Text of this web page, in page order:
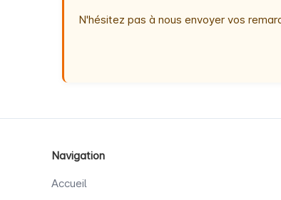
N'hésitez pas à nous envoyer vos
Navigation
Accueil